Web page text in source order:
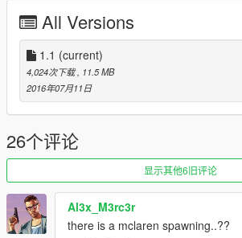
مجموعة مع سيارات كبار الشخصيات المجانية
groupe avec des voitures gratuits VIP
Facebook group (with group only VIP mod
https://www.facebook.com/groups/
Most VIP and Private release car mods
here (these ones are only available by
facebook @ FB/AuthorSaulAlan)
https://sites.google.com/site/
All Versions
1.1 (current)
4,024次下载 , 11.5 MB
2016年07月11日
26个评论
显示其他6旧评论
Al3x_M3rc3r
there is a mclaren spawning..??